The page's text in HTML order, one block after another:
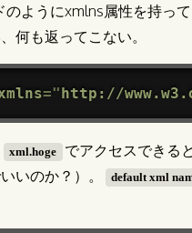
ようにxmlns属性を持っ
何も返ってこない。
="http://
xml.hoge でアクセスできる
いのか？）。
default xml